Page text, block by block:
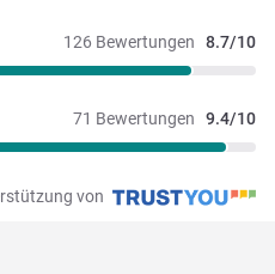
126 Bewertungen 8.7/10
71 Bewertungen 9.4/10
von